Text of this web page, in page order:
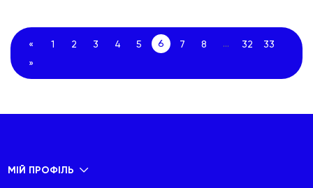
« 1 2 3 4 5 6 7 8 ... 32
33
»
МІЙ ПРОФІЛЬ